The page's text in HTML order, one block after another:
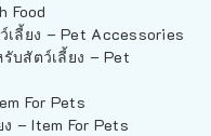
Food
ลี้ยง – Pet Accessories
สัตว์เลี้ยง – Pet
For Pets
– Item For Pets